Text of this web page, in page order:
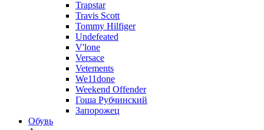
Trapstar
Travis Scott
Tommy Hilfiger
Undefeated
V'lone
Versace
Vetements
We11done
Weekend Offender
Гоша Рубчинский
Запорожец
Обувь